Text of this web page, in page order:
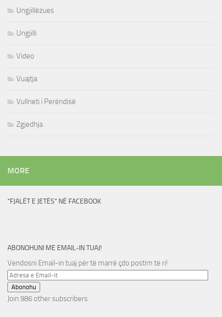
Ungjillëzues
Ungjilli
Video
Vuajtja
Vullneti i Perëndisë
Zgjedhja
MORE
“FJALËT E JETËS” NË FACEBOOK
ABONOHUNI ME EMAIL-IN TUAJ!
Vendosni Email-in tuaj për të marrë çdo postim të ri!
Adresa
e
Email-
Abonohu
Join 986 other subscribers